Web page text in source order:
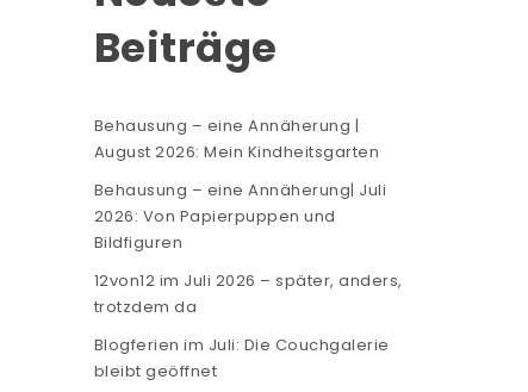
Beiträge
Behausung – eine Annäherung |
August 2026: Mein Kindheitsgarten
Behausung – eine Annäherung| Juli
2026: Von Papierpuppen und
Bildfiguren
12von12 im Juli 2026 – später, anders,
trotzdem da
Blogferien im Juli: Die Couchgalerie
bleibt geöffnet